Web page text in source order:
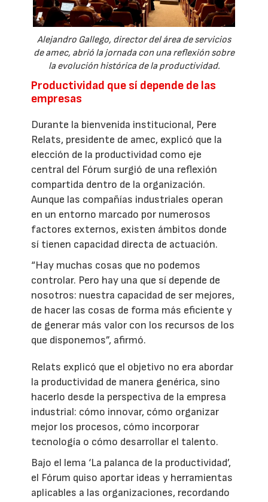
Alejandro Gallego, director del área de servicios
de amec, abrió la jornada con una reflexión sobre
la evolución histórica de la productividad.
Productividad que sí depende de las
empresas
Durante la bienvenida institucional, Pere
Relats, presidente de amec, explicó que la
elección de la productividad como eje
central del Fórum surgió de una reflexión
compartida dentro de la organización.
Aunque las compañías industriales operan
en un entorno marcado por numerosos
factores externos, existen ámbitos donde
sí tienen capacidad directa de actuación.
“Hay muchas cosas que no podemos
controlar. Pero hay una que sí depende de
nosotros: nuestra capacidad de ser mejores,
de hacer las cosas de forma más eficiente y
de generar más valor con los recursos de los
que disponemos”, afirmó.
Relats explicó que el objetivo no era abordar
la productividad de manera genérica, sino
hacerlo desde la perspectiva de la empresa
industrial: cómo innovar, cómo organizar
mejor los procesos, cómo incorporar
tecnología o cómo desarrollar el talento.
Bajo el lema ‘La palanca de la productividad’,
el Fórum quiso aportar ideas y herramientas
aplicables a las organizaciones, recordando